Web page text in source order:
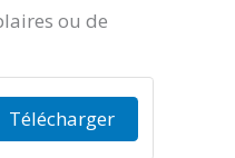
ou de
Télécharger